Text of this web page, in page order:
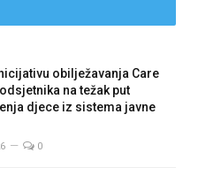
obilježavanja Care
na težak put
djece iz sistema javne
0